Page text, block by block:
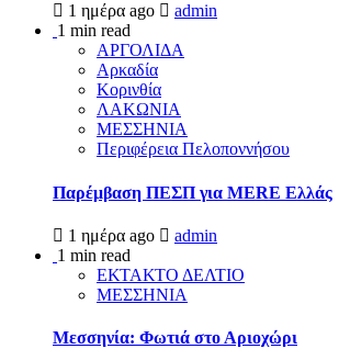
1 ημέρα ago
admin
1 min read
ΑΡΓΟΛΙΔΑ
Αρκαδία
Κορινθία
ΛΑΚΩΝΙΑ
ΜΕΣΣΗΝΙΑ
Περιφέρεια Πελοποννήσου
Παρέμβαση ΠΕΣΠ για MERE Ελλάς
1 ημέρα ago
admin
1 min read
ΕΚΤΑΚΤΟ ΔΕΛΤΙΟ
ΜΕΣΣΗΝΙΑ
Μεσσηνία: Φωτιά στο Αριοχώρι